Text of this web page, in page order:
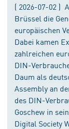
( 2026-07-02 )
Brüssel die
europäischen
Dabei kamen
zahlreichen
DIN-
Daum als
Assembly an
des DIN-
Goschew in
Digital Society